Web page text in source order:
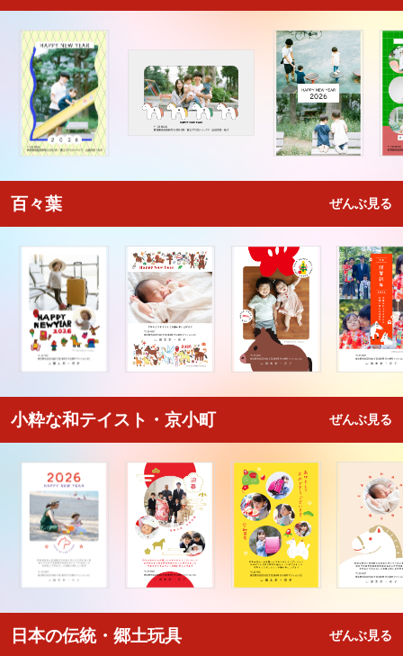
百々葉 ぜんぶ見る
小粋な和テイスト・京小町 ぜんぶ見る
日本の伝統・郷土玩具 ぜんぶ見る